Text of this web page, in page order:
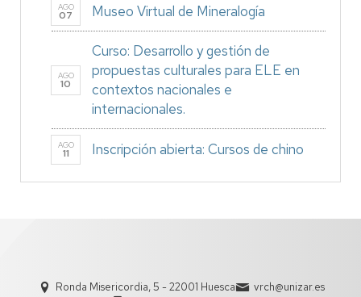
AGO
07 Museo Virtual de Mineralogía
AGO
10
Curso: Desarrollo y gestión de
propuestas culturales para ELE en
contextos nacionales e
internacionales.
AGO
11 Inscripción abierta: Cursos de chino
Ronda Misericordia, 5 - 22001 Huesca
vrch@unizar.es